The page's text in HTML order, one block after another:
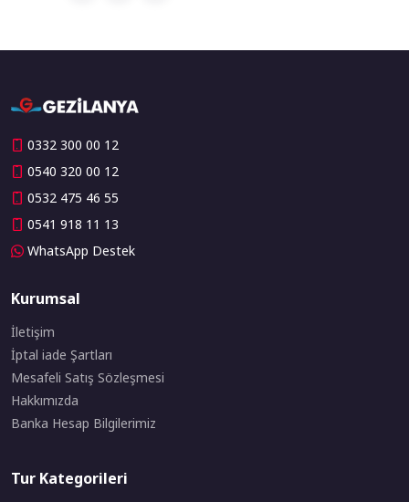
0332 300 00 12
0540 320 00 12
0532 475 46 55
0541 918 11 13
WhatsApp Destek
Kurumsal
İletişim
İptal iade Şartları
Mesafeli Satış Sözleşmesi
Hakkımızda
Banka Hesap Bilgilerimiz
Tur Kategorileri